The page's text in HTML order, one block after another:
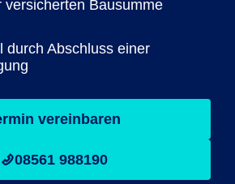
versicherten Bausumme
durch Abschluss einer
vereinbaren
08561 988190